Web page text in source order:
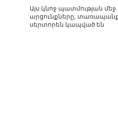
Այս կնոջ պատմության
արցունքները, տառապանքն
սերտորեն կապված են